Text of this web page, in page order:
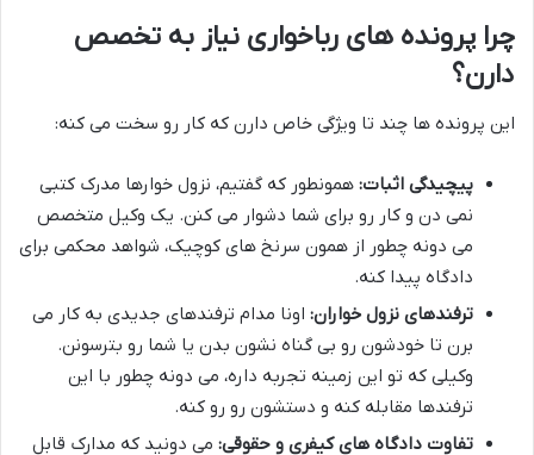
چرا پرونده های رباخواری نیاز به تخصص
دارن؟
این پرونده ها چند تا ویژگی خاص دارن که کار رو سخت می کنه:
پیچیدگی اثبات: همونطور که گفتیم، نزول خوارها مدرک کتبی
نمی دن و کار رو برای شما دشوار می کنن. یک وکیل متخصص
می دونه چطور از همون سرنخ های کوچیک، شواهد محکمی برای
دادگاه پیدا کنه.
ترفندهای نزول خواران: اونا مدام ترفندهای جدیدی به کار می
برن تا خودشون رو بی گناه نشون بدن یا شما رو بترسونن.
وکیلی که تو این زمینه تجربه داره، می دونه چطور با این
ترفندها مقابله کنه و دستشون رو رو کنه.
تفاوت دادگاه های کیفری و حقوقی: می دونید که مدارک قابل